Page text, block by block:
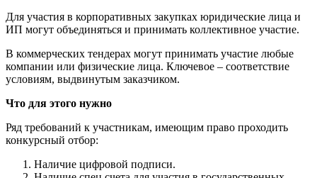
Для участия в корпоративных закупках юридические лица и
ИП могут объединяться и принимать коллективное участие.
В коммерческих тендерах могут принимать участие любые
компании или физические лица. Ключевое – соответствие
условиям, выдвинутым заказчиком.
Что для этого нужно
Ряд требований к участникам, имеющим право проходить
конкурсный отбор:
Наличие цифровой подписи.